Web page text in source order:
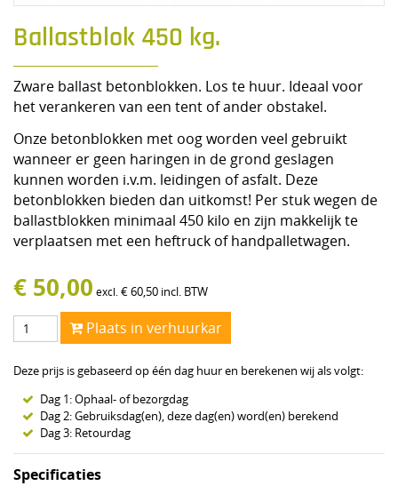
Ballastblok 450 kg.
Zware ballast betonblokken. Los te huur. Ideaal voor
het verankeren van een tent of ander obstakel.
Onze betonblokken met oog worden veel gebruikt
wanneer er geen haringen in de grond geslagen
kunnen worden i.v.m. leidingen of asfalt. Deze
betonblokken bieden dan uitkomst! Per stuk wegen de
ballastblokken minimaal 450 kilo en zijn makkelijk te
verplaatsen met een heftruck of handpalletwagen.
€ 50,00 excl. €60,50 incl. BTW
Plaats in verhuurkar
Deze prijs is gebaseerd op één dag huur en berekenen wij als volgt:
Dag 1: Ophaal- of bezorgdag
Dag 2: Gebruiksdag(en), deze dag(en) word(en) berekend
Dag 3: Retourdag
Specificaties